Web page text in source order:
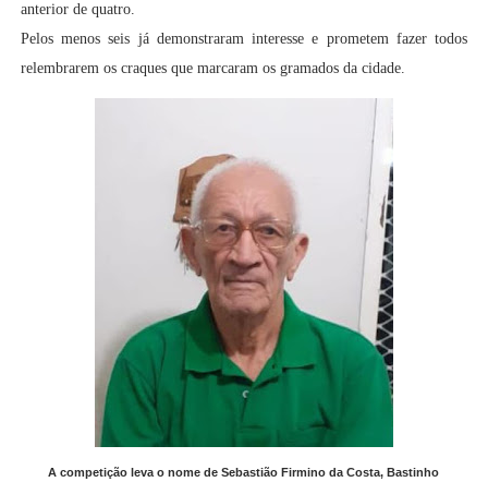
anterior de quatro.
Pelos menos seis já demonstraram interesse e prometem fazer todos
relembrarem os craques que marcaram os gramados da cidade.
A competição leva o nome de Sebastião Firmino da Costa, Bastinho